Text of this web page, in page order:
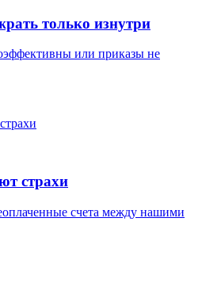
только изнутри
или приказы не
страхи
счета между нашими